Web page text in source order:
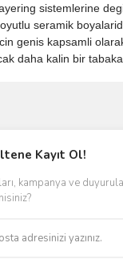
sistemlerine
seramik
genis kapsamli
daha kalin bir
Kayıt Ol!
kampanya ve